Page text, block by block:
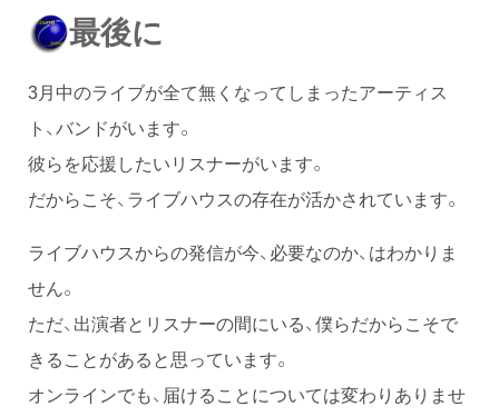
最後に
3月中のライブが全て無くなってしまったアーティス
ト、バンドがいます。
彼らを応援したいリスナーがいます。
だからこそ、ライブハウスの存在が活かされています。
ライブハウスからの発信が今、必要なのか、はわかりま
せん。
ただ、出演者とリスナーの間にいる、僕らだからこそで
きることがあると思っています。
オンラインでも、届けることについては変わりありませ